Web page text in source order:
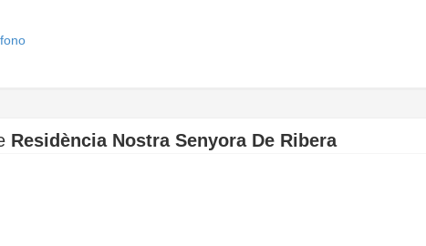
Residència Nostra Senyora De Ribera